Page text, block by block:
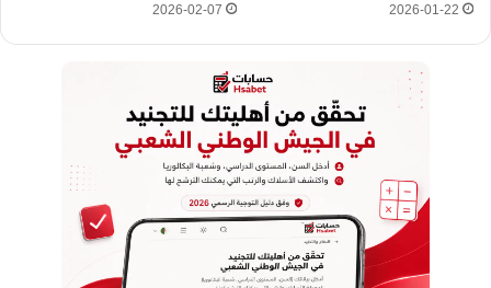
2026-01-22
2026-02-07